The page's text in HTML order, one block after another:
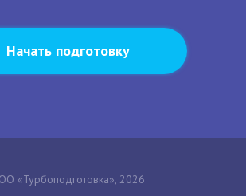
Начать подготовку
«Турбоподготовка», 2026